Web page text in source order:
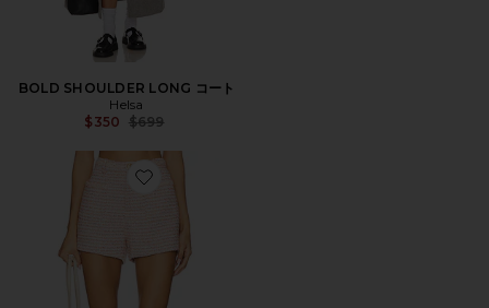
BOLD SHOULDER LONG コート
Helsa
$350 Previous price:
$699
Favorite NIKKA ショートパンツ